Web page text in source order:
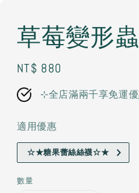
草莓變形
Regular
price
NT$ 880
⊹全店滿兩千享免運
適用優惠
☆★糖果蕾絲絲襪☆★
數量